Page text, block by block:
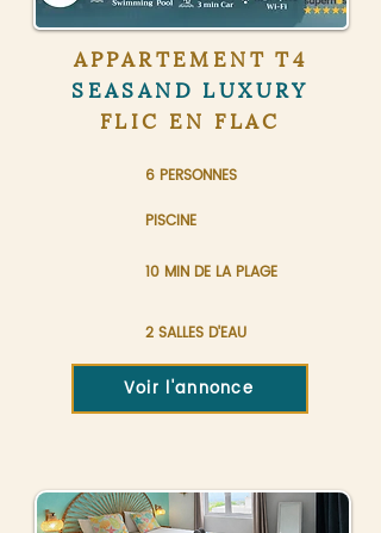
APPARTEMENT T4
SEASAND LUXURY
FLIC EN FLAC
6 PERSONNES
PISCINE
10 MIN DE LA PLAGE
2 SALLES D'EAU
Voir l'annonce